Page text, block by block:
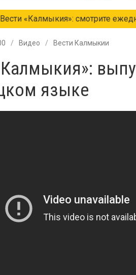
Вести «Калмыкия»: смотрите
Видео Вести Калмыкии
языке